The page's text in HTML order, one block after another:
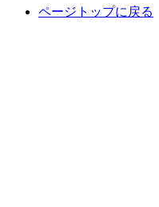
ページトップに戻る